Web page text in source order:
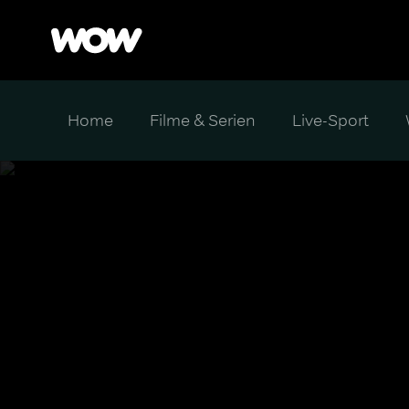
Home Filme & Serien Live-Sport